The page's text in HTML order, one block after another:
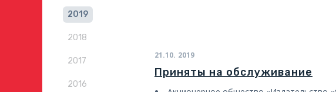
2019
2018
2017
2016
21.10. 2019
Приняты на обслуживание